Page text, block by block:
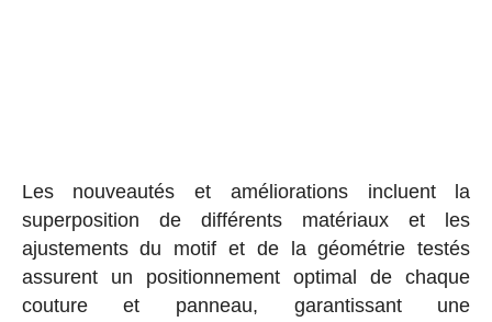
Les nouveautés et améliorations incluent la
superposition de différents matériaux et les
ajustements du motif et de la géométrie testés
assurent un positionnement optimal de chaque
couture et panneau, garantissant une